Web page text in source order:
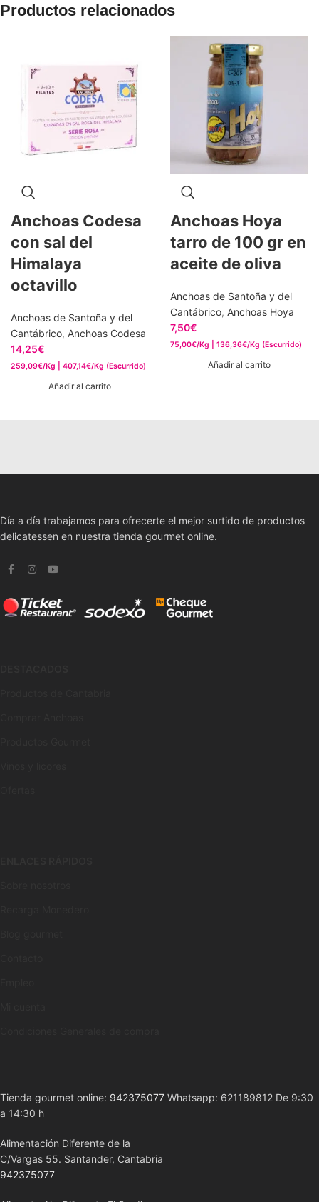
Productos relacionados
Anchoas Codesa
con sal del
Himalaya
octavillo
Anchoas de Santoña y del
Cantábrico, Anchoas Codesa
14,25€
259,09€/Kg | 407,14€/Kg (Escurrido)
Añadir al carrito
Anchoas Hoya
tarro de 100 gr en
aceite de oliva
Anchoas de Santoña y del
Cantábrico, Anchoas Hoya
7,50€
75,00€/Kg | 136,36€/Kg (Escurrido)
Añadir al carrito
Día a día trabajamos para ofrecerte el mejor surtido de productos
delicatessen en nuestra tienda gourmet online.
Tienda gourmet online: 942375077 Whatsapp: 621189812 De 9:30
a 14:30 h
Alimentación Diferente de la
C/Vargas 55. Santander, Cantabria
942375077